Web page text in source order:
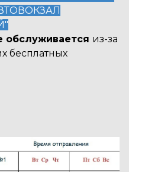
обслуживается из-за
бесплатных